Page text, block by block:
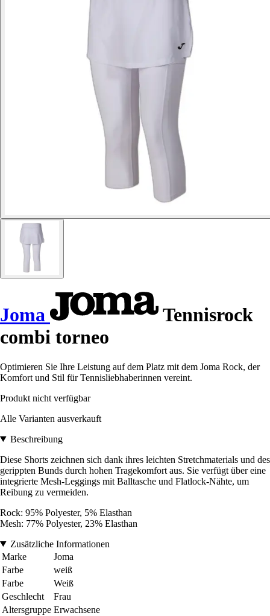
Joma
Tennisrock
combi torneo
Optimieren Sie Ihre Leistung auf dem Platz mit dem Joma Rock, der
Komfort und Stil für Tennisliebhaberinnen vereint.
Produkt nicht verfügbar
Alle Varianten ausverkauft
Beschreibung
Diese Shorts zeichnen sich dank ihres leichten Stretchmaterials und des
gerippten Bunds durch hohen Tragekomfort aus. Sie verfügt über eine
integrierte Mesh-Leggings mit Balltasche und Flatlock-Nähte, um
Reibung zu vermeiden.
Rock: 95% Polyester, 5% Elasthan
Mesh: 77% Polyester, 23% Elasthan
Zusätzliche Informationen
Marke
Joma
Farbe
weiß
Farbe
Weiß
Geschlecht
Frau
Altersgruppe Erwachsene